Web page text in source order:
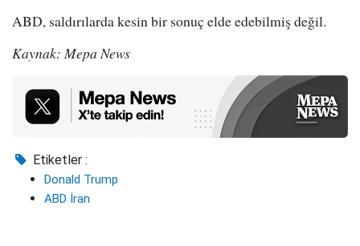
ABD, saldırılarda kesin bir sonuç elde edebilmiş değil.
Kaynak: Mepa News
Etiketler :
Donald Trump
ABD İran